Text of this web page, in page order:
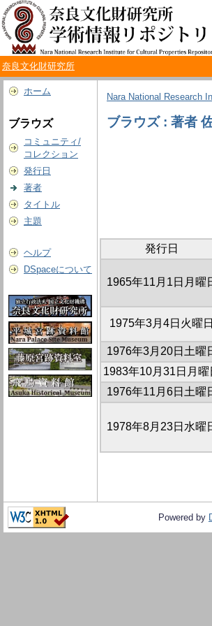
奈良文化財研究所
ホーム
ブラウズ
コミュニティ/
コレクション
発行日
著者
タイトル
主題
ヘルプ
DSpaceについて
Nara National Research
ブラウズ : 著者
発行日
1965年11月1日月曜
1975年3月4日火曜日
1976年3月20日土曜
1983年10月31日月曜
1976年11月6日土曜
1978年8月23日水曜
Powered by